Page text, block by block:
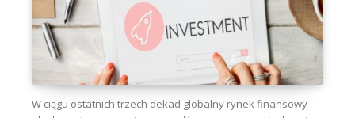
W ciągu ostatnich trzech dekad globalny rynek finansowy